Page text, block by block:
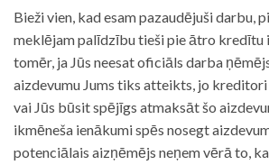
Bieži vien, kad esam pazaudējuši darbu,
meklējam palīdzību tieši pie ātro kredītu
tomēr, ja Jūs neesat oficiāls darba
aizdevumu Jums tiks atteikts, jo
vai Jūs būsit spējīgs atmaksāt šo
ikmēneša ienākumi spēs nosegt
potenciālais aizņēmējs neņem vērā to,